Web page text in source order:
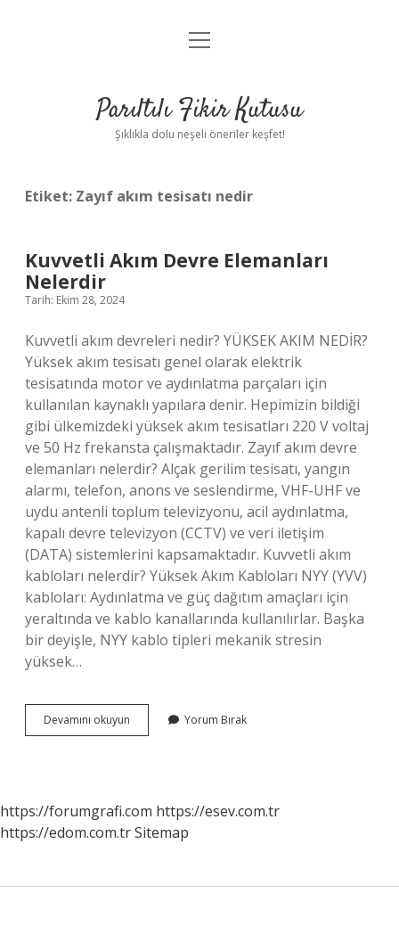
Anasayfa
Yasal Uyarı
menüyü
Parıltılı Fikir Kutusu
Şıklıkla dolu neşeli öneriler keşfet!
Etiket: Zayıf akım tesisatı nedir
Kuvvetli Akım Devre Elemanları
Nelerdir
Tarih: Ekim 28, 2024
Kuvvetli akım devreleri nedir? YÜKSEK AKIM NEDİR?
Yüksek akım tesisatı genel olarak elektrik
tesisatında motor ve aydınlatma parçaları için
kullanılan kaynaklı yapılara denir. Hepimizin bildiği
gibi ülkemizdeki yüksek akım tesisatları 220 V voltaj
ve 50 Hz frekansta çalışmaktadır. Zayıf akım devre
elemanları nelerdir? Alçak gerilim tesisatı, yangın
alarmı, telefon, anons ve seslendirme, VHF-UHF ve
uydu antenli toplum televizyonu, acil aydınlatma,
kapalı devre televizyon (CCTV) ve veri iletişim
(DATA) sistemlerini kapsamaktadır. Kuvvetli akım
kabloları nelerdir? Yüksek Akım Kabloları NYY (YVV)
kabloları: Aydınlatma ve güç dağıtım amaçları için
yeraltında ve kablo kanallarında kullanılırlar. Başka
bir deyişle, NYY kablo tipleri mekanik stresin
yüksek…
Devamını okuyun
Akım
Yorum Bırak
https://forumgrafi.com https://esev.com.tr
https://edom.com.trSitemap